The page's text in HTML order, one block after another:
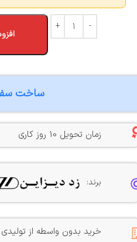
ساخت
زمان تحویل 10 روز کاری
برند:
خرید بدون واسطه از تولیدی